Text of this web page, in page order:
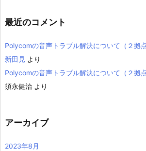
最近のコメント
Polycomの音声トラブル解決について（２拠
新田見 より
Polycomの音声トラブル解決について（２拠
須永健治 より
アーカイブ
2023年8月